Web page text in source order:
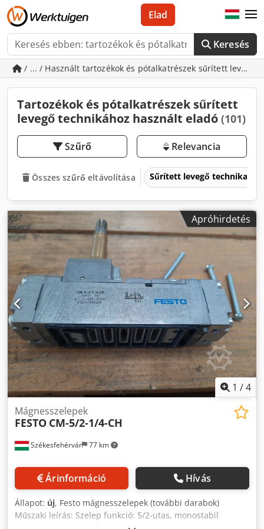
Keresés
Elad
/ ... / Használt tartozékok és pótalkatrészek sűrített levegő
Tartozékok és pótalkatrészek sűrített
levegő technikához használt eladó (101)
Szűrő Relevancia
Összes szűrő eltávolítása Sűrített levegő technika
Apróhirdetés
1 /4
Székesfehérvár 77 km
Mágnesszelepek
FESTO CM-5/2-1/4-CH
Árinformáció Hívás
Állapot: új, Festo mágnesszelepek (további darabok)
Műszaki leírás: Szelep funkció: 5/2-utas, monostabil